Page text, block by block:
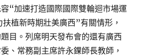
“加速打造國際國際雙輪迴市場運
植新時期壯美廣西”有關情形，
目。列席明天發布會的還有廣西
、常務副主席許永錁師長教師，